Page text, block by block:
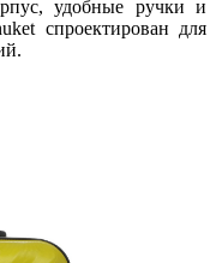
удобные ручки и
спроектирован для